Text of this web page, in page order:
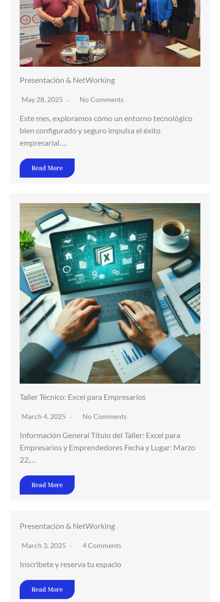
Presentación & NetWorking
May 28, 2025 No Comments
Este mes, exploramos cómo un entorno tecnológico
bien configurado y seguro impulsa el éxito
empresarial….
Read More
Taller Técnico: Excel para Empresarios
March 4, 2025 No Comments
Información General Título del Taller: Excel para
Empresarios y Emprendedores Fecha y Lugar: Marzo
22,…
Read More
Presentación & NetWorking
March 3, 2025 4 Comments
Inscribete y reserva tu espacio
Read More